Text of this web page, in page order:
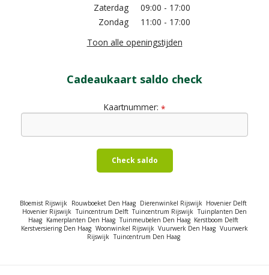
Zaterdag
09:00 - 17:00
Zondag
11:00 - 17:00
Toon alle openingstijden
Cadeaukaart saldo check
Kaartnummer: *
Check saldo
Bloemist Rijswijk Rouwboeket Den Haag Dierenwinkel Rijswijk Hovenier Delft
Hovenier Rijswijk Tuincentrum Delft Tuincentrum Rijswijk Tuinplanten Den
Haag Kamerplanten Den Haag Tuinmeubelen Den Haag Kerstboom Delft
Kerstversiering Den Haag Woonwinkel Rijswijk Vuurwerk Den Haag Vuurwerk
Rijswijk Tuincentrum Den Haag